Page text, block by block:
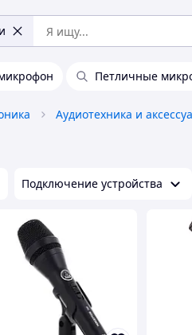
Петличные
Аудиотехника и
Подключение устройства